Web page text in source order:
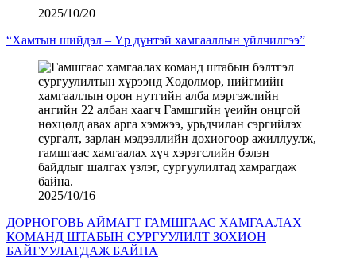
2025/10/20
“Хамтын шийдэл – Үр дүнтэй хамгааллын үйлчилгээ”
2025/10/16
ДОРНОГОВЬ АЙМАГТ ГАМШГААС ХАМГААЛАХ
КОМАНД ШТАБЫН СУРГУУЛИЛТ ЗОХИОН
БАЙГУУЛАГДАЖ БАЙНА